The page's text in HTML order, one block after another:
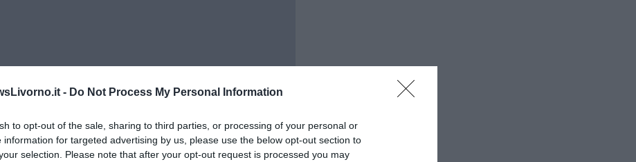
- Do Not Process My Personal Information
to opt-out of the sale, sharing to third parties, or processing of your personal or
information for targeted advertising by us, please use the below opt-out section to
selection. Please note that after your opt-out request is processed you may